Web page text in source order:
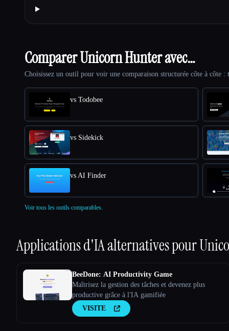
Comparer Unicorn Hunter avec…
Choisissez un outil pour voir une comparaison structurée côte à côte
vs Todobee
vs Sidekick
vs AI Finder
Voir tous les outils comparables.
Applications d'IA alternatives pour
BeeDone: AI Productivity Game
Maîtrisez la gestion des tâches et devenez plus
productive grâce à l'IA gamifiée
VISITE